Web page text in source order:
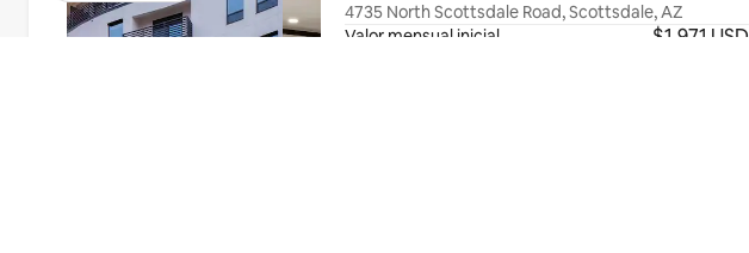
4735 North Scottsdale Road, Scottsdale, AZ
Valor mensual inicial
$1,971 USD